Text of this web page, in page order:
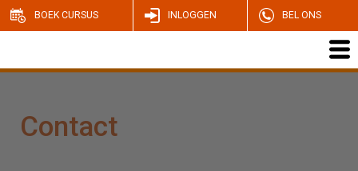
BOEK CURSUS INLOGGEN BEL ONS
Contact